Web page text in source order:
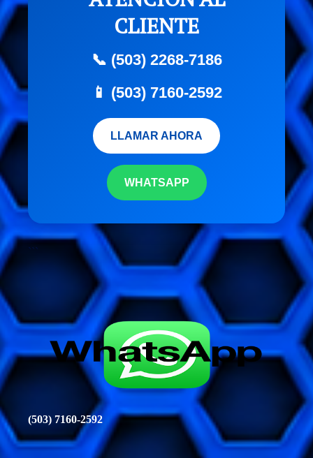
CLIENTE
📞 (503) 2268-7186
📱 (503) 7160-2592
LLAMAR AHORA
WHATSAPP
```
(503) 7160-2592